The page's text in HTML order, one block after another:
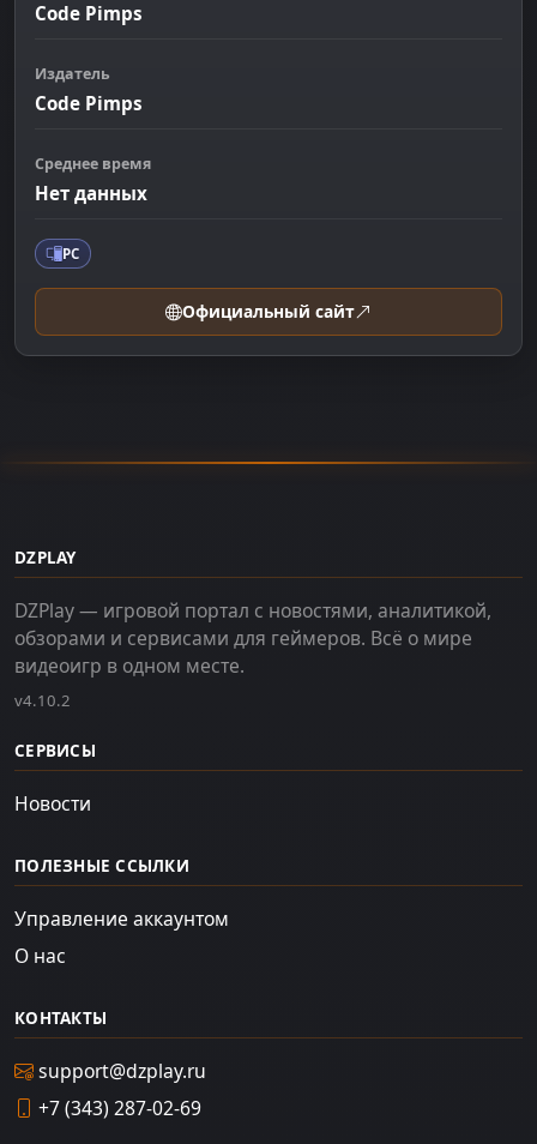
Code Pimps
Издатель
Code Pimps
Среднее время
Нет данных
PC
Официальный сайт
DZPLAY
DZPlay — игровой портал с новостями, аналитикой,
обзорами и сервисами для геймеров. Всё о мире
видеоигр в одном месте.
v4.10.2
СЕРВИСЫ
Новости
ПОЛЕЗНЫЕ ССЫЛКИ
Управление аккаунтом
О нас
КОНТАКТЫ
support@dzplay.ru
+7 (343) 287-02-69